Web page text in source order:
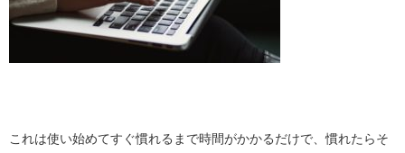
これは使い始めてすぐ慣れるまで時間がかかるだけで、慣れたらそ